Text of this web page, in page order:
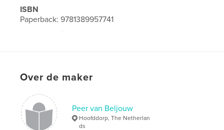
ISBN
Paperback: 9781389957741
Datum publiceren:
Over de maker
Peer van Beljouw
Hoofddorp, The Netherlan
ds